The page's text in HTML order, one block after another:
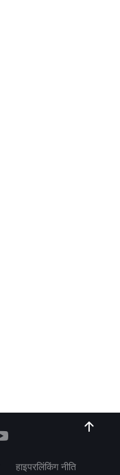
हाइपरलिंकिंग नीति